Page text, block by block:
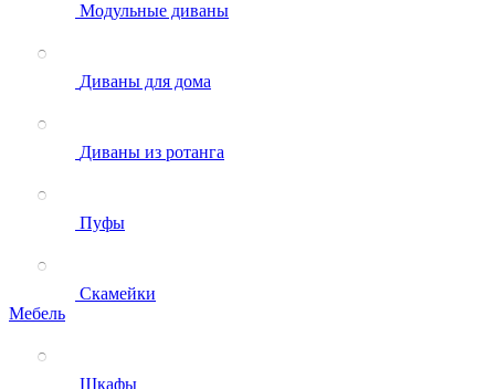
Модульные диваны
Диваны для дома
Диваны из ротанга
Пуфы
Скамейки
Мебель
Шкафы